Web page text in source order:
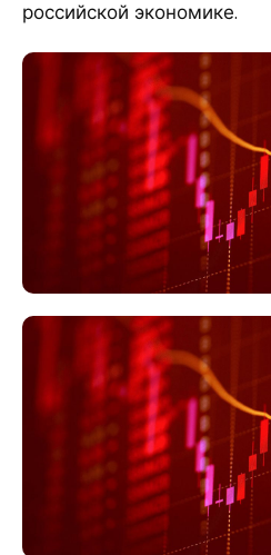
российской экономике.